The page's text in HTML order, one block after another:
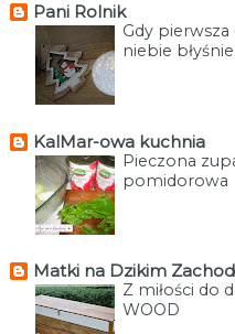
Pani Rolnik
Gdy pierwsza
niebie
KalMar-owa kuchnia
Pieczona
pomidorowa
Matki na Dzikim
Z miłości do
WOOD